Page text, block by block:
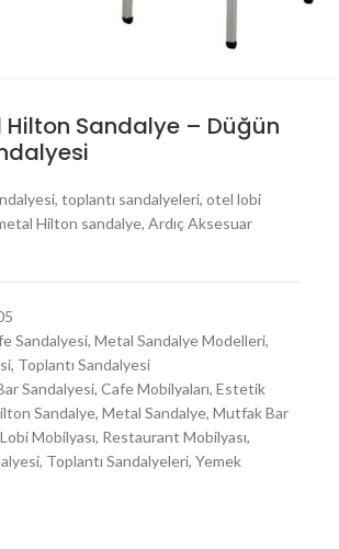
Hilton Sandalye – Düğün
toplantı sandalyeleri, otel lobi
Hilton sandalye, Ardıç Aksesuar
Sandalyesi, Metal Sandalye Modelleri,
, Toplantı Sandalyesi
Sandalyesi, Cafe Mobilyaları, Estetik
Sandalye, Metal Sandalye, Mutfak Bar
Mobilyası, Restaurant Mobilyası,
, Toplantı Sandalyeleri, Yemek